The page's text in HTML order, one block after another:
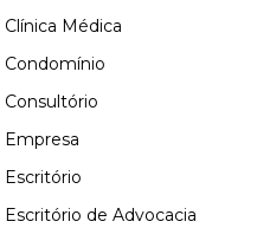
Clínica Médica
Condomínio
Consultório
Empresa
Escritório
Escritório de Advocacia